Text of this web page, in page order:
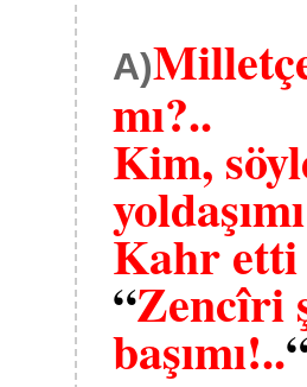
A)
mı?..
Kim,
Kahr etti
“Zencîri
başımı!..